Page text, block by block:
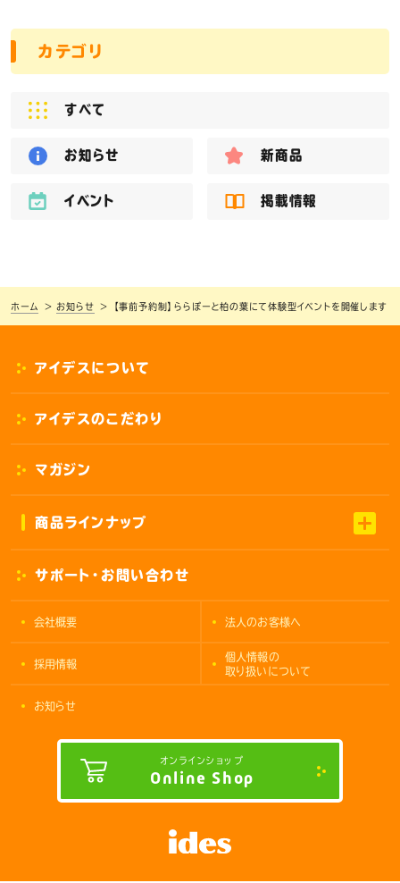
カテゴリ
すべて
お知らせ 新商品
イベント 掲載情報
ホーム お知らせ 【事前予約制】ららぽーと柏の葉にて体験型イベントを開催します
アイデスについて
アイデスのこだわり
マガジン
商品ラインナップ
サポート・お問い合わせ
会社概要 法人のお客様へ
採用情報
個人情報の
取り扱いについて
お知らせ
オンラインショップ
Online Shop